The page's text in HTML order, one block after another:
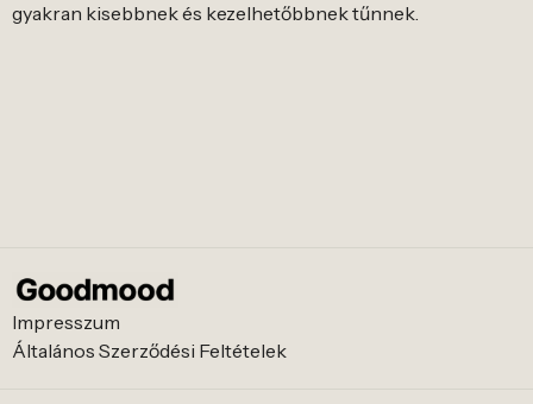
gyakran kisebbnek és kezelhetőbbnek tűnnek.
Impresszum
Általános Szerződési Feltételek